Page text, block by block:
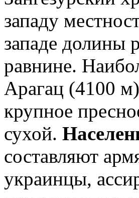
западу
западе долины
равнине.
Арагац (4100
крупное
сухой.
составляют
украинцы,